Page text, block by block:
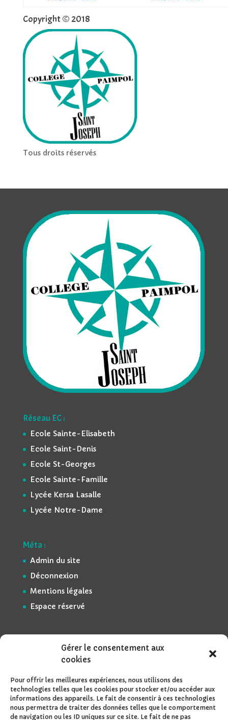
Gérer le consentement aux
cookies
Pour offrir les meilleures expériences, nous utilisons des
technologies telles que les cookies pour stocker et/ou accéder aux
informations des appareils. Le fait de consentir à ces technologies
nous permettra de traiter des données telles que le comportement
de navigation ou les ID uniques sur ce site. Le fait de ne pas
Copyright © 2018
Tous droits réservés
Réseau EC :
Ecole Sainte-Elisabeth
Ecole Saint-Denis
Ecole St-Georges
Ecole Sainte-Famille
Lycée Kersa Lasalle
Lycée Notre-Dame
Méta :
Admin du site
Déconnexion
Mentions légales
Espace réservé